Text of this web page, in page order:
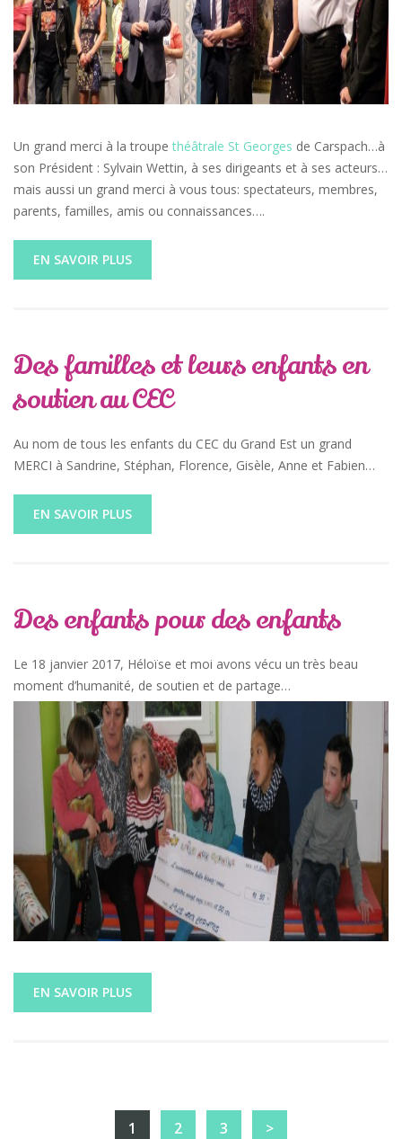
Un grand merci à la troupethéâtrale St Georges de Carspach…à
son Président : Sylvain Wettin, à ses dirigeants et à ses acteurs…
mais aussi un grand merci à vous tous: spectateurs, membres,
parents, familles, amis ou connaissances….
EN SAVOIR PLUS
Des familles et leurs enfants en
soutien au CEC
Au nom de tous les enfants du CEC du Grand Est un grand
MERCI à Sandrine, Stéphan, Florence, Gisèle, Anne et Fabien…
EN SAVOIR PLUS
Des enfants pour des enfants
Le 18 janvier 2017, Héloïse et moi avons vécu un très beau
moment d’humanité, de soutien et de partage…
EN SAVOIR PLUS
1 2 3 >